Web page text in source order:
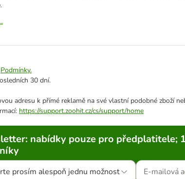
Podmínky.
30 dní.
adresu k přímé reklamě na své vlastní podobné zboží
https://support.zoohit.cz/cs/support/home
nabídky pouze pro předplatitele;
prosím alespoň jednu možnost